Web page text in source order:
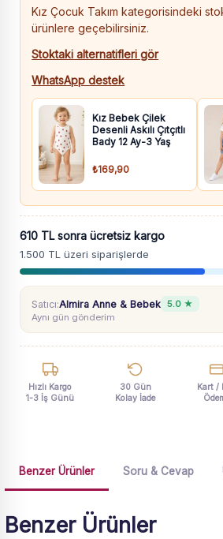
Şortlu
Takım
adet
Kız Çocuk Takım kategorisindeki
ürünlere geçebilirsiniz.
Stoktaki alternatifleri gör
WhatsApp destek
Kız Bebek Çilek
Desenli Askılı Çıtçıtlı
Bady 12 Ay-3 Yaş
₺169,90
610 TL sonra ücretsiz kargo
1.500 TL üzeri siparişlerde
Satıcı:Almira Anne & Bebek 5.0 ★
Aynı gün gönderim
Hızlı Kargo
1-3 İş Günü
30 Gün
Kolay İade
Kart /
Benzer Ürünler Soru & Cevap
Benzer Ürünler